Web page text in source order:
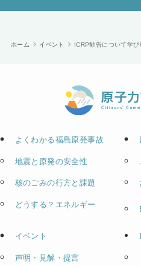
ホーム イベント ICRP勧告について学
よくわかる福島原発事故
地震と原発の安全性
核のごみの行方と課題
どうする？エネルギー
イベント
声明・見解・提言